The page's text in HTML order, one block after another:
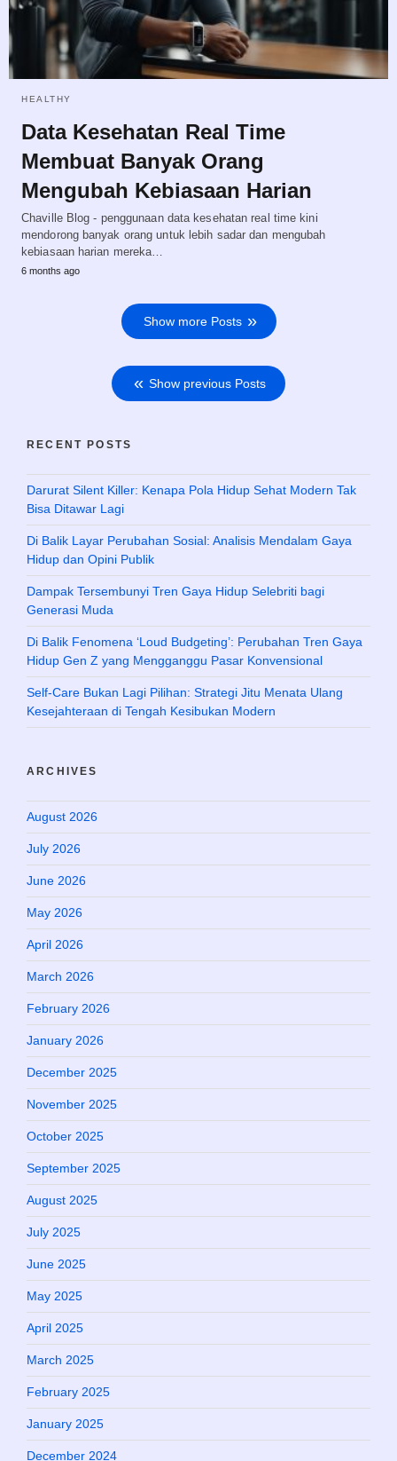
HEALTHY
Data Kesehatan Real Time
Membuat Banyak Orang
Mengubah Kebiasaan Harian
Chaville Blog - penggunaan data kesehatan real time kini
mendorong banyak orang untuk lebih sadar dan mengubah
kebiasaan harian mereka…
6 months ago
Show more Posts
Show previous Posts
RECENT POSTS
Darurat Silent Killer: Kenapa Pola Hidup Sehat Modern Tak
Bisa Ditawar Lagi
Di Balik Layar Perubahan Sosial: Analisis Mendalam Gaya
Hidup dan Opini Publik
Dampak Tersembunyi Tren Gaya Hidup Selebriti bagi
Generasi Muda
Di Balik Fenomena ‘Loud Budgeting’: Perubahan Tren Gaya
Hidup Gen Z yang Mengganggu Pasar Konvensional
Self-Care Bukan Lagi Pilihan: Strategi Jitu Menata Ulang
Kesejahteraan di Tengah Kesibukan Modern
ARCHIVES
August 2026
July 2026
June 2026
May 2026
April 2026
March 2026
February 2026
January 2026
December 2025
November 2025
October 2025
September 2025
August 2025
July 2025
June 2025
May 2025
April 2025
March 2025
February 2025
January 2025
December 2024